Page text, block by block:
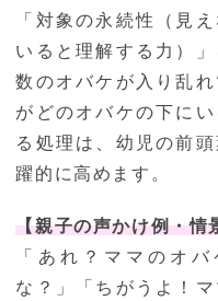
「対象の永続性（見
いると理解する力）
数のオバケが入り乱
がどのオバケの下に
る処理は、幼児の前
躍的に高めます。
【親子の声かけ例・情
「あれ？ママのオ
な？」「ちがうよ！